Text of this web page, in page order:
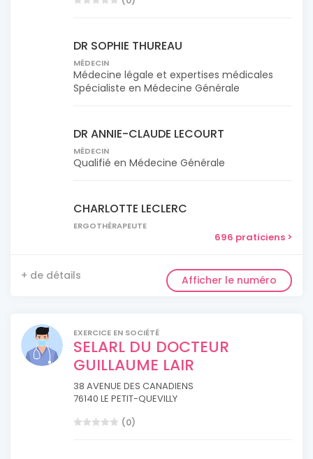
DR SOPHIE THUREAU
MÉDECIN
Médecine légale et expertises médicales
Spécialiste en Médecine Générale
DR ANNIE-CLAUDE LECOURT
MÉDECIN
Qualifié en Médecine Générale
CHARLOTTE LECLERC
ERGOTHÉRAPEUTE
696 praticiens >
+ de détails Afficher le numéro
EXERCICE EN SOCIÉTÉ
SELARL DU DOCTEUR
GUILLAUME LAIR
38 AVENUE DES CANADIENS
76140 LE PETIT-QUEVILLY
(0)